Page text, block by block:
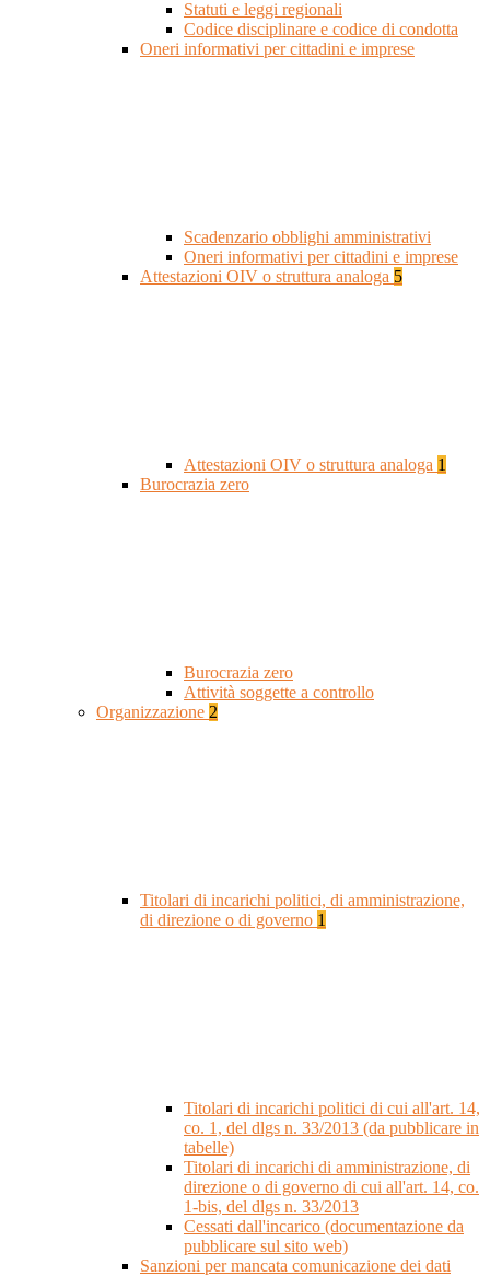
Statuti e leggi regionali
Codice disciplinare e codice di condotta
Oneri informativi per cittadini e imprese
Scadenzario obblighi amministrativi
Oneri informativi per cittadini e imprese
Attestazioni OIV o struttura analoga 5
Attestazioni OIV o struttura analoga 1
Burocrazia zero
Burocrazia zero
Attività soggette a controllo
Organizzazione 2
Titolari di incarichi politici, di amministrazione,
di direzione o di governo 1
Titolari di incarichi politici di cui all'art. 14,
co. 1, del dlgs n. 33/2013 (da pubblicare in
tabelle)
Titolari di incarichi di amministrazione, di
direzione o di governo di cui all'art. 14, co.
1-bis, del dlgs n. 33/2013
Cessati dall'incarico (documentazione da
pubblicare sul sito web)
Sanzioni per mancata comunicazione dei dati